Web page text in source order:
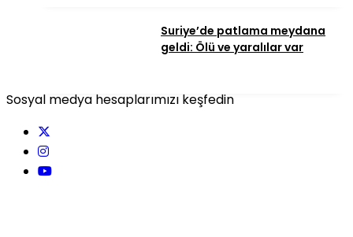
Suriye’de patlama meydana
geldi: Ölü ve yaralılar var
Sosyal medya hesaplarımızı keşfedin